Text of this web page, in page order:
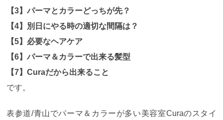
【3】パーマとカラーどっちが先？
【4】別日にやる時の適切な間隔は？
【5】必要なヘアケア
【6】パーマ＆カラーで出来る髪型
【7】Curaだから出来ること
です。
表参道/青山でパーマ＆カラーが多い美容室Curaのスタイ